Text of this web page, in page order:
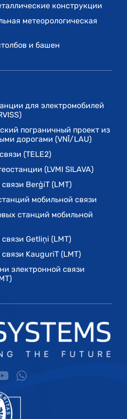
конструкции
метеорологическая
и башен
для электромобилей
пограничный проект из
дорогами (VNĪ/LAU)
(TELE2)
(LVMI SILAVA)
BerģiT (LMT)
мобильной связи
станций мобильной
Getliņi (LMT)
KauguriT (LMT)
электронной связи